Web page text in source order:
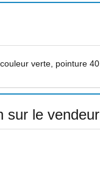
verte, pointure 40
sur le vendeur